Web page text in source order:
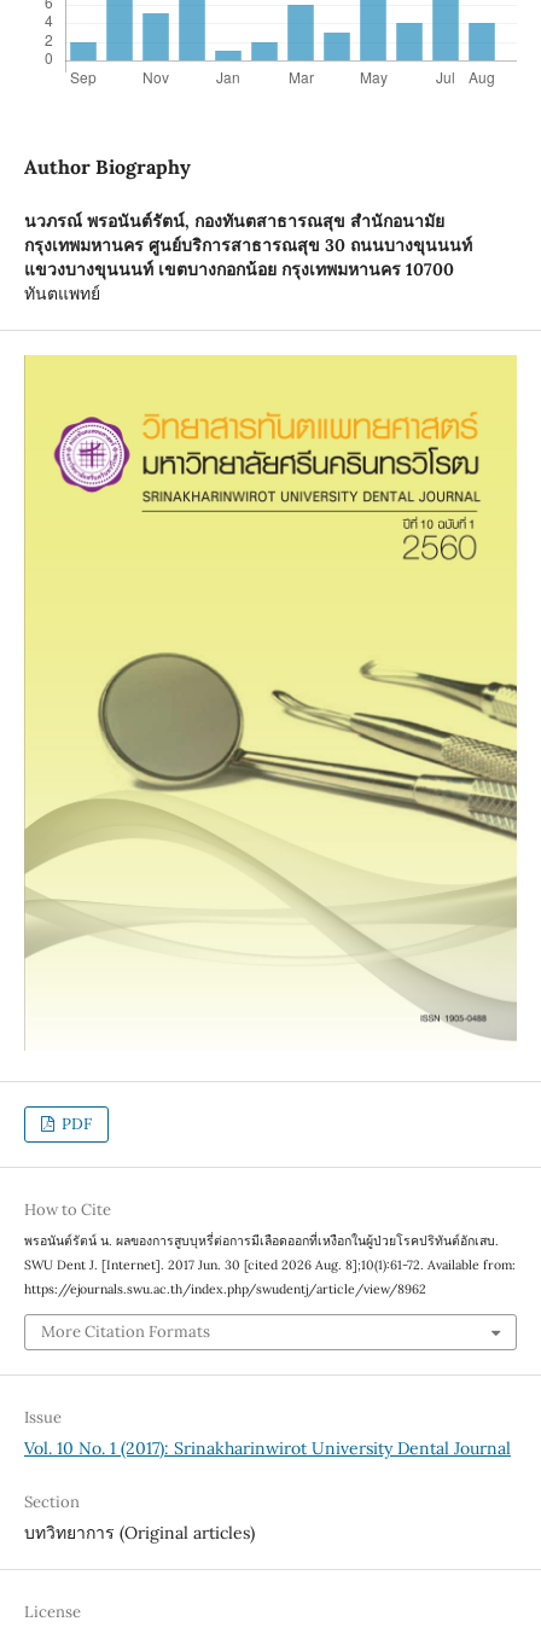
Author Biography
นวภรณ์ พรอนันต์รัตน์, กองทันตสาธารณสุข สำนักอนามัย
กรุงเทพมหานคร ศูนย์บริการสาธารณสุข 30 ถนนบางขุนนนท์
แขวงบางขุนนนท์ เขตบางกอกน้อย กรุงเทพมหานคร 10700
ทันตแพทย์
PDF
How to Cite
พรอนันต์รัตน์ น. ผลของการสูบบุหรี่ต่อการมีเลือดออกที่เหงือกในผู้ป่วยโรคปริทันต์อักเสบ.
SWU Dent J. [Internet]. 2017 Jun. 30 [cited 2026 Aug. 8];10(1):61-72. Available from:
https://ejournals.swu.ac.th/index.php/swudentj/article/view/8962
More Citation Formats
Issue
Vol. 10 No. 1 (2017): Srinakharinwirot University Dental Journal
Section
บทวิทยาการ (Original articles)
License